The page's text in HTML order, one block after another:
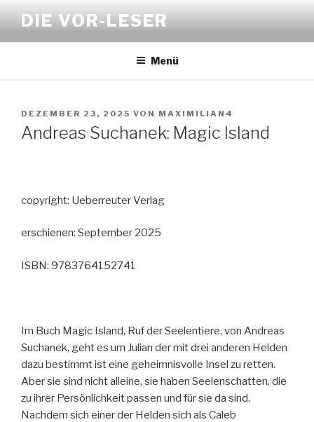
Inhalt
springen
DIE VOR-LESER
Menü
VERÖFFENTLICHT
AM
DEZEMBER 23, 2025 VON MAXIMILIAN4
Andreas Suchanek: Magic Island
copyright: Ueberreuter Verlag
erschienen: September 2025
ISBN: 9783764152741
Im Buch Magic Island, Ruf der Seelentiere, von Andreas
Suchanek, geht es um Julian der mit drei anderen Helden
dazu bestimmt ist eine geheimnisvolle Insel zu retten.
Aber sie sind nicht alleine, sie haben Seelenschatten, die
zu ihrer Persönlichkeit passen und für sie da sind.
Nachdem sich einer der Helden sich als Caleb